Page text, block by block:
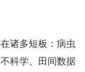
诸多短板：病虫
科学、田间数据